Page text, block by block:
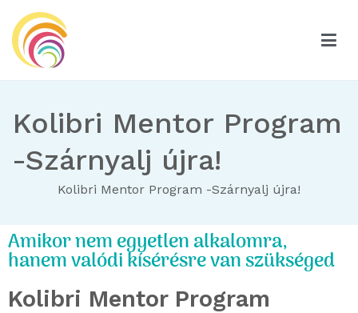
Kolibri Mentor Program
-Szárnyalj újra!
Kolibri Mentor Program -Szárnyalj újra!
Amikor nem egyetlen alkalomra,
hanem valódi kísérésre van szükséged
Kolibri Mentor Program